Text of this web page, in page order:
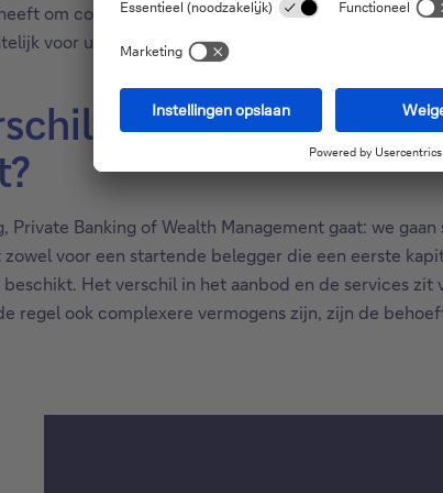
om comfortabel te leven? Hoe ziet de
voor u. En betere inzichten, betekent ook dat
het aanbod met
Private Banking of Wealth Management gaat: we
voor een startende belegger die een eerste
Het verschil in het aanbod en de services
regel ook complexere vermogens zijn, zijn de